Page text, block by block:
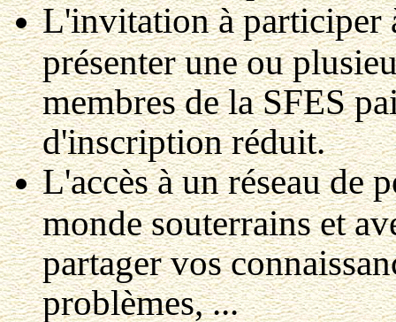
L'invitation à participer
présenter une ou
membres de la SFES
d'inscription réduit.
L'accès à un réseau de
monde souterrains et
partager vos
problèmes, ...